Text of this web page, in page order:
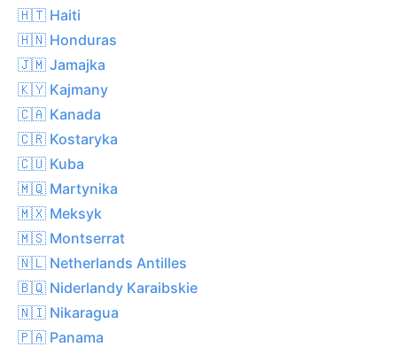
🇭🇹 Haiti
🇭🇳 Honduras
🇯🇲 Jamajka
🇰🇾 Kajmany
🇨🇦 Kanada
🇨🇷 Kostaryka
🇨🇺 Kuba
🇲🇶 Martynika
🇲🇽 Meksyk
🇲🇸 Montserrat
🇳🇱 Netherlands Antilles
🇧🇶 Niderlandy Karaibskie
🇳🇮 Nikaragua
🇵🇦 Panama